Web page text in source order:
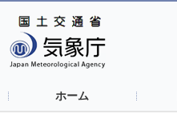
ホーム